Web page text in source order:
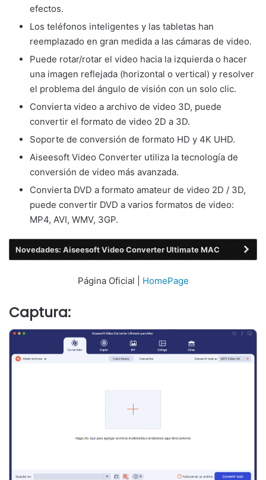
efectos.
Los teléfonos inteligentes y las tabletas han
reemplazado en gran medida a las cámaras de video.
Puede rotar/rotar el video hacia la izquierda o hacer
una imagen reflejada (horizontal o vertical) y resolver
el problema del ángulo de visión con un solo clic.
Convierta video a archivo de video 3D, puede
convertir el formato de video 2D a 3D.
Soporte de conversión de formato HD y 4K UHD.
Aiseesoft Video Converter utiliza la tecnología de
conversión de video más avanzada.
Convierta DVD a formato amateur de video 2D / 3D,
puede convertir DVD a varios formatos de video:
MP4, AVI, WMV, 3GP.
Novedades: Aiseesoft Video Converter Ultimate MAC
Página Oficial | HomePage
Captura: